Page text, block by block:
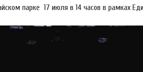
парке 17 июля в 14 часов в рамках